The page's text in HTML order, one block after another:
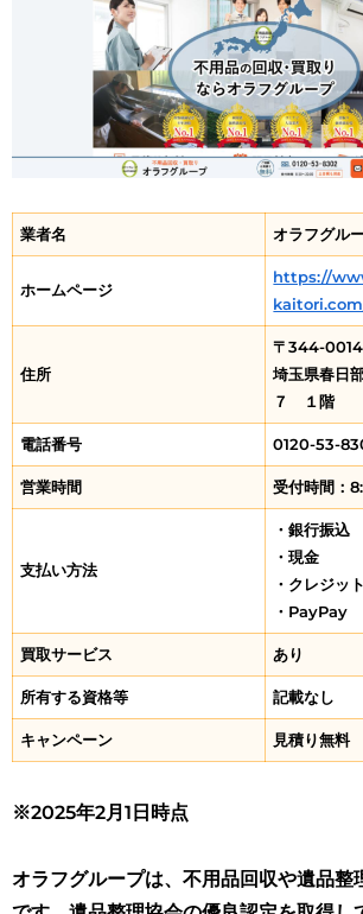
業者名 オラフグル
ホームページ
https://
住所
〒344-0014
埼玉県春日
７ １階
電話番号 0120-53-
営業時間 受付時間：
支払い方法
・銀行振込
・現金
・クレジッ
・PayPay
買取サービス あり
所有する資格等 記載なし
キャンペーン 見積り無料
※2025年2月1日時点
オラフグループは、不用品回収や遺品整